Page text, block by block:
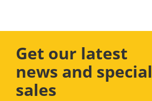
Get our latest
news and special
sales